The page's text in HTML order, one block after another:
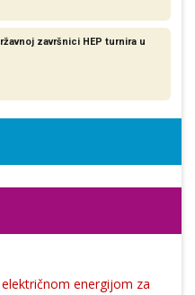
završnici HEP turnira u
energijom za